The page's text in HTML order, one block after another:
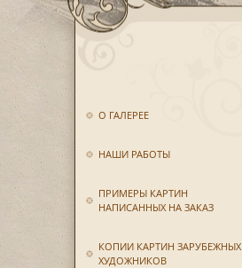
О ГАЛЕРЕЕ
НАШИ РАБОТЫ
ПРИМЕРЫ КАРТИН
НАПИСАННЫХ НА ЗАКАЗ
КОПИИ КАРТИН ЗАРУБЕЖНЫХ
ХУДОЖНИКОВ